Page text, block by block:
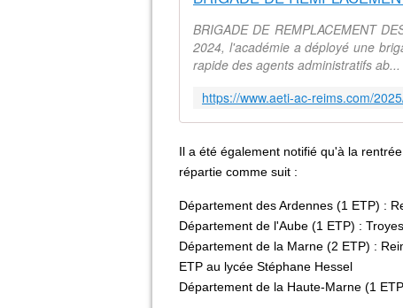
BRIGADE DE REMPLACEMENT
2024, l'académie a déployé une
rapide des agents administratifs ab...
Il a été également notifié qu'à la
répartie comme suit :
Département des Ardennes (1 ETP) :
Département de l'Aube (1 ETP) :
Département de la Marne (2 ETP) :
ETP au lycée Stéphane Hessel
Département de la Haute-Marne (1